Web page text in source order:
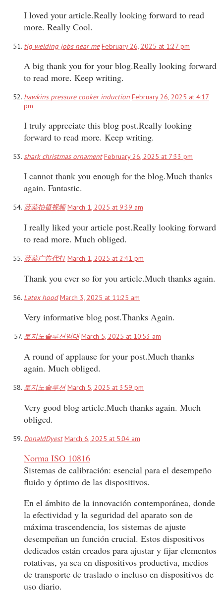
I loved your article.Really looking forward to read
more. Really Cool.
tig welding jobs near me February 26, 2025 at 1:27 pm
A big thank you for your blog.Really looking forward
to read more. Keep writing.
hawkins pressure cooker induction February 26, 2025 at 4:17
pm
I truly appreciate this blog post.Really looking
forward to read more. Keep writing.
shark christmas ornament February 26, 2025 at 7:33 pm
I cannot thank you enough for the blog.Much thanks
again. Fantastic.
菠菜拍摄视频 March 1, 2025 at 9:39 am
I really liked your article post.Really looking forward
to read more. Much obliged.
菠菜广告代打 March 1, 2025 at 2:41 pm
Thank you ever so for you article.Much thanks again.
Latex hood March 3, 2025 at 11:25 am
Very informative blog post.Thanks Again.
토지노솔루션임대 March 5, 2025 at 10:53 am
A round of applause for your post.Much thanks
again. Much obliged.
토지노솔루션 March 5, 2025 at 3:59 pm
Very good blog article.Much thanks again. Much
obliged.
DonaldDyest March 6, 2025 at 5:04 am
Norma ISO 10816
Sistemas de calibración: esencial para el desempeño
fluido y óptimo de las dispositivos.
En el ámbito de la innovación contemporánea, donde
la efectividad y la seguridad del aparato son de
máxima trascendencia, los sistemas de ajuste
desempeñan un función crucial. Estos dispositivos
dedicados están creados para ajustar y fijar elementos
rotativas, ya sea en dispositivos productiva, medios
de transporte de traslado o incluso en dispositivos de
uso diario.